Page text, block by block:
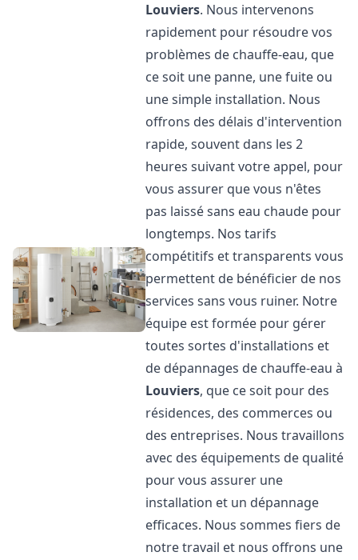
Louviers. Nous intervenons
rapidement pour résoudre vos
problèmes de chauffe-eau, que
ce soit une panne, une fuite ou
une simple installation. Nous
offrons des délais d'intervention
rapide, souvent dans les 2
heures suivant votre appel, pour
vous assurer que vous n'êtes
pas laissé sans eau chaude pour
longtemps. Nos tarifs
compétitifs et transparents vous
permettent de bénéficier de nos
services sans vous ruiner. Notre
équipe est formée pour gérer
toutes sortes d'installations et
de dépannages de chauffe-eau à
Louviers, que ce soit pour des
résidences, des commerces ou
des entreprises. Nous travaillons
avec des équipements de qualité
pour vous assurer une
installation et un dépannage
efficaces. Nous sommes fiers de
notre travail et nous offrons une